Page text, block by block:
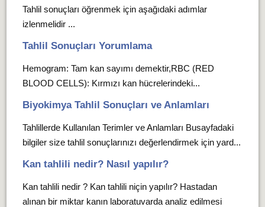
Tahlil sonuçları öğrenmek için aşağıdaki adımlar
izlenmelidir ...
Tahlil Sonuçları Yorumlama
Hemogram: Tam kan sayımı demektir,RBC (RED
BLOOD CELLS): Kırmızı kan hücrelerindeki...
Biyokimya Tahlil Sonuçları ve Anlamları
Tahlillerde Kullanılan Terimler ve Anlamları Busayfadaki
bilgiler size tahlil sonuçlarınızı değerlendirmek için yard...
Kan tahlili nedir? Nasıl yapılır?
Kan tahlili nedir ? Kan tahlili niçin yapılır? Hastadan
alınan bir miktar kanın laboratuvarda analiz edilmesi